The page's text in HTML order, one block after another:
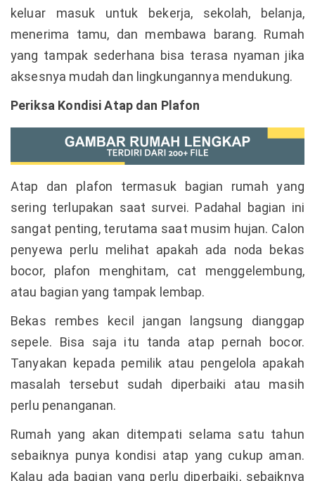
keluar masuk untuk bekerja, sekolah, belanja,
menerima tamu, dan membawa barang. Rumah
yang tampak sederhana bisa terasa nyaman jika
aksesnya mudah dan lingkungannya mendukung.
Periksa Kondisi Atap dan Plafon
Atap dan plafon termasuk bagian rumah yang
sering terlupakan saat survei. Padahal bagian ini
sangat penting, terutama saat musim hujan. Calon
penyewa perlu melihat apakah ada noda bekas
bocor, plafon menghitam, cat menggelembung,
atau bagian yang tampak lembap.
Bekas rembes kecil jangan langsung dianggap
sepele. Bisa saja itu tanda atap pernah bocor.
Tanyakan kepada pemilik atau pengelola apakah
masalah tersebut sudah diperbaiki atau masih
perlu penanganan.
Rumah yang akan ditempati selama satu tahun
sebaiknya punya kondisi atap yang cukup aman.
Kalau ada bagian yang perlu diperbaiki, sebaiknya